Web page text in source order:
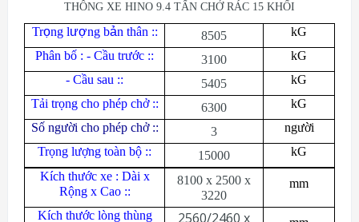
THÔNG XE HINO 9.4 TẤN CHỞ RÁC 15 KHỐI
Trọng lượng bản thân :: 8505
kG
Phân bố : - Cầu trước ::
3100
kG
- Cầu sau ::
5405
kG
Tải trọng cho phép chở ::
6300
kG
Số người cho phép chở ::
3
người
Trọng lượng toàn bộ ::
15000
kG
Kích thước xe : Dài x
Rộng x Cao ::
8100 x 2500 x
3220
mm
Kích thước lòng thùng 2560/2460 x